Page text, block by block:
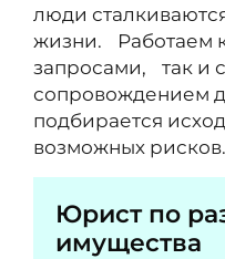
люди
жизни. Работаем
запросами, так и
сопровождением
подбирается
возможных рисков.
Юрист по
имущества